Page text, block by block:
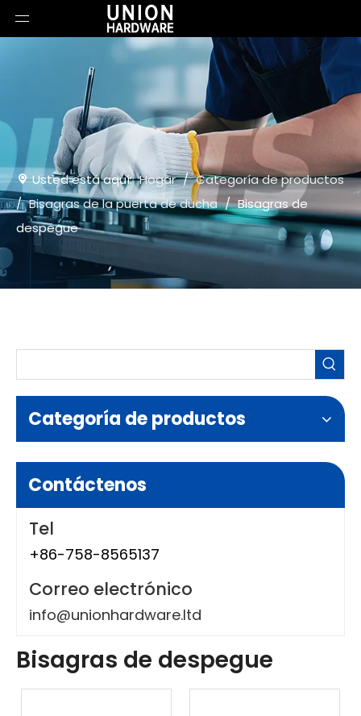
Usted está aquí: Hogar / Categoría de productos
/ Bisagras de la puerta de ducha / Bisagras de
despegue
Categoría de productos
Contáctenos
Tel
+86-758-8565137
Correo electrónico
info@unionhardware.ltd
Bisagras de despegue